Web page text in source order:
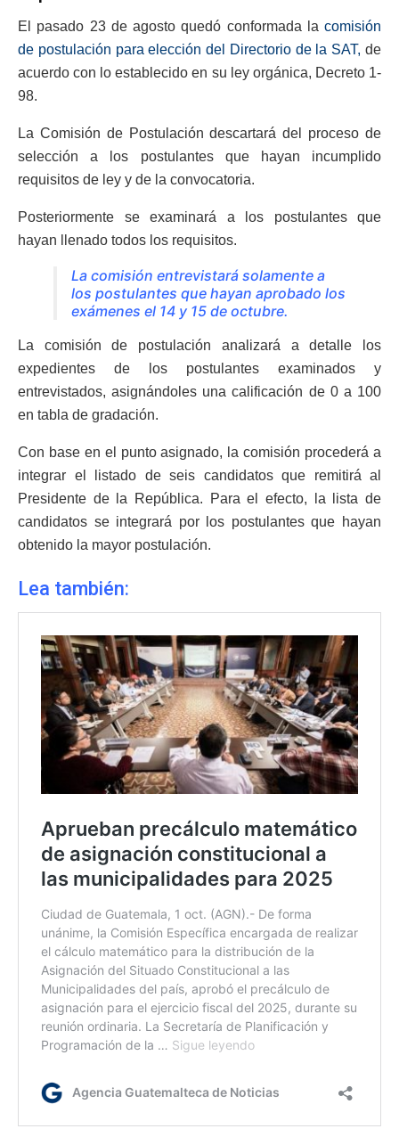
El pasado 23 de agosto quedó conformada la comisión
de postulación para elección del Directorio de la SAT, de
acuerdo con lo establecido en su ley orgánica, Decreto 1-
98.
La Comisión de Postulación descartará del proceso de
selección a los postulantes que hayan incumplido
requisitos de ley y de la convocatoria.
Posteriormente se examinará a los postulantes que
hayan llenado todos los requisitos.
La comisión entrevistará solamente a
los postulantes que hayan aprobado los
exámenes el 14 y 15 de octubre.
La comisión de postulación analizará a detalle los
expedientes de los postulantes examinados y
entrevistados, asignándoles una calificación de 0 a 100
en tabla de gradación.
Con base en el punto asignado, la comisión procederá a
integrar el listado de seis candidatos que remitirá al
Presidente de la República. Para el efecto, la lista de
candidatos se integrará por los postulantes que hayan
obtenido la mayor postulación.
Lea también: